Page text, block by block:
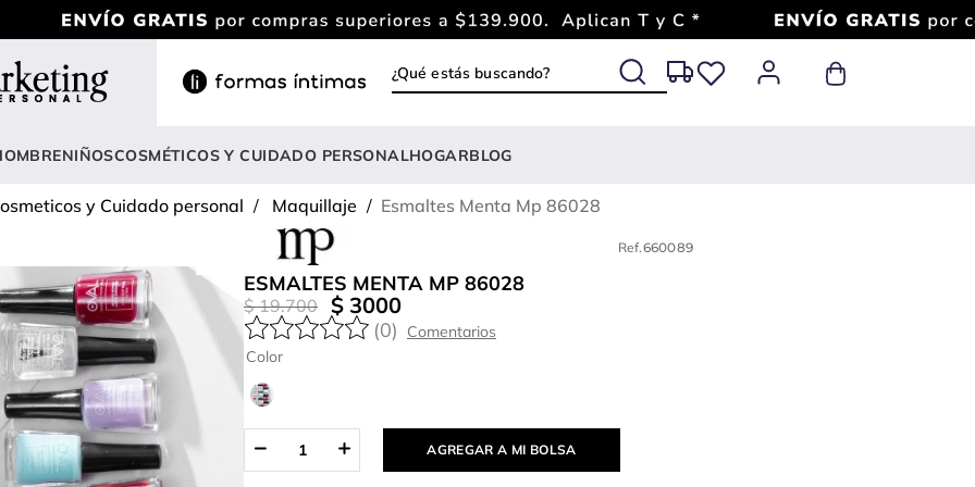
¿Qué estás buscando?
NIÑOSCOSMÉTICOS Y CUIDADO PERSONALHOGARBLOG
y Cuidado personal Maquillaje Esmaltes Menta Mp 86028
Ref.660089
ESMALTES MENTA MP 86028
$ 19.700 $ 3000
(0)
Color
AGREGAR A MI BOLSA
blusas
vestido
short
panties